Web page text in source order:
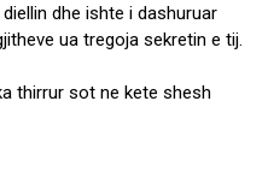
dhe ishte i dashuruar
ua tregoja sekretin e tij.
thirrur sot ne kete shesh